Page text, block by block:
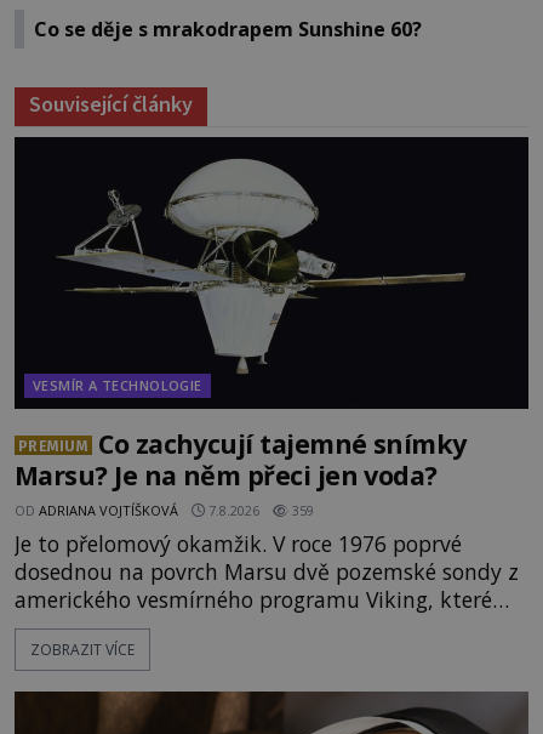
Co se děje s mrakodrapem Sunshine 60?
Související články
VESMÍR A TECHNOLOGIE
PREMIUM
Co zachycují tajemné snímky
Marsu? Je na něm přeci jen voda?
OD ADRIANA VOJTÍŠKOVÁ 7.8.2026 359
Je to přelomový okamžik. V roce 1976 poprvé
dosednou na povrch Marsu dvě pozemské sondy z
amerického vesmírného programu Viking, které
jsou schopny pořídit fotografie záhadami
opředené rudé planety. Viking 1 zde zaznamená
zvané Cydonie totiž zachytí podivný útvar
ZOBRAZIT VÍCE